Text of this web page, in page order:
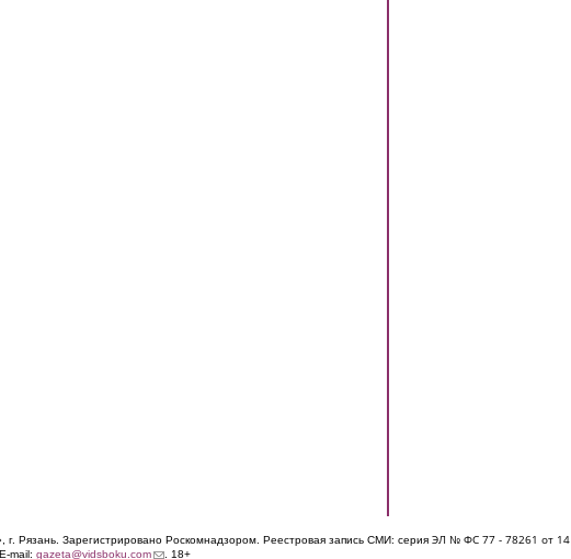
г. Рязань. Зарегистрировано Роскомнадзором. Реестровая запись СМИ: серия ЭЛ № ФС 77 - 78261 от
mail: gazeta@vidsboku.com(link sends e-mail)
. 18+